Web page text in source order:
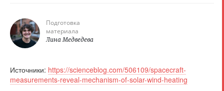
Подготовка
материала
Лина Медведева
Источники: https://scienceblog.com/506109/spacecraft-
measurements-reveal-mechanism-of-solar-wind-heating